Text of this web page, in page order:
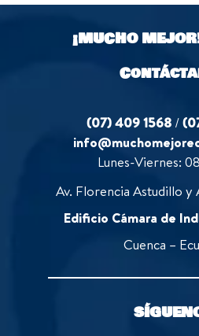
5
t
¡MUCHO
(07) 409 1568 /
Lunes-Viernes:
Av. Florencia Astudillo
Edificio Cámara de
Cuenca –